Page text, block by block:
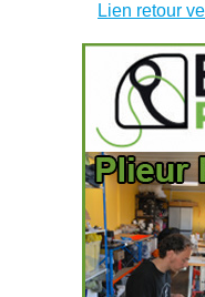
Lien retour